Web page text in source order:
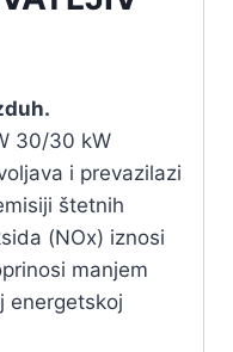
30/30 kW
i prevazilazi
štetnih
(NOx) iznosi
manjem
energetskoj